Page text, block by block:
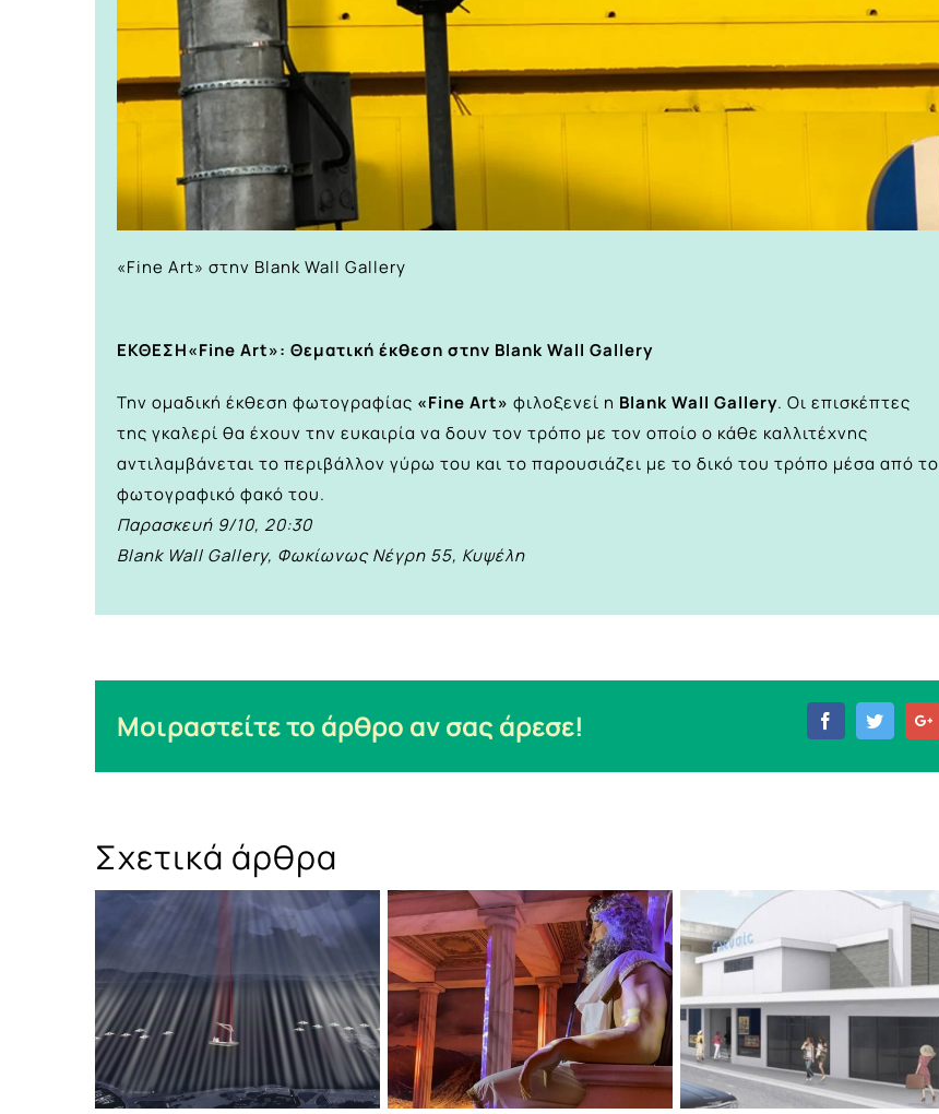
«Fine Art» στην Blank Wall Gallery
ΕΚΘΕΣΗ«Fine Art»: Θεματική έκθεση στην Blank Wall Gallery
Την ομαδική έκθεση φωτογραφίας «Fine Art» φιλοξενεί η Blank Wall Gallery. Οι επισκέπτες
της γκαλερί θα έχουν την ευκαιρία να δουν τον τρόπο με τον οποίο ο κάθε καλλιτέχνης
αντιλαμβάνεται το περιβάλλον γύρω του και το παρουσιάζει με το δικό του τρόπο μέσα από το
φωτογραφικό φακό του.
Παρασκευή 9/10, 20:30
Blank Wall Gallery, Φωκίωνως Νέγρη 55, Κυψέλη
Μοιραστείτε το άρθρο αν σας άρεσε! FacebookTwitter
Σχετικά άρθρα